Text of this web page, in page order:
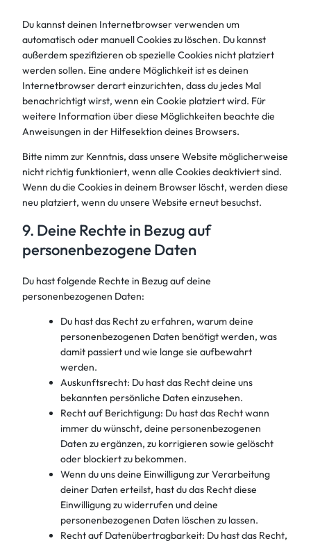
Du kannst deinen Internetbrowser verwenden um
automatisch oder manuell Cookies zu löschen. Du kannst
außerdem spezifizieren ob spezielle Cookies nicht platziert
werden sollen. Eine andere Möglichkeit ist es deinen
Internetbrowser derart einzurichten, dass du jedes Mal
benachrichtigt wirst, wenn ein Cookie platziert wird. Für
weitere Information über diese Möglichkeiten beachte die
Anweisungen in der Hilfesektion deines Browsers.
Bitte nimm zur Kenntnis, dass unsere Website möglicherweise
nicht richtig funktioniert, wenn alle Cookies deaktiviert sind.
Wenn du die Cookies in deinem Browser löscht, werden diese
neu platziert, wenn du unsere Website erneut besuchst.
9. Deine Rechte in Bezug auf
personenbezogene Daten
Du hast folgende Rechte in Bezug auf deine
personenbezogenen Daten:
Du hast das Recht zu erfahren, warum deine
personenbezogenen Daten benötigt werden, was
damit passiert und wie lange sie aufbewahrt
werden.
Auskunftsrecht: Du hast das Recht deine uns
bekannten persönliche Daten einzusehen.
Recht auf Berichtigung: Du hast das Recht wann
immer du wünscht, deine personenbezogenen
Daten zu ergänzen, zu korrigieren sowie gelöscht
oder blockiert zu bekommen.
Wenn du uns deine Einwilligung zur Verarbeitung
deiner Daten erteilst, hast du das Recht diese
Einwilligung zu widerrufen und deine
personenbezogenen Daten löschen zu lassen.
Recht auf Datenübertragbarkeit: Du hast das Recht,